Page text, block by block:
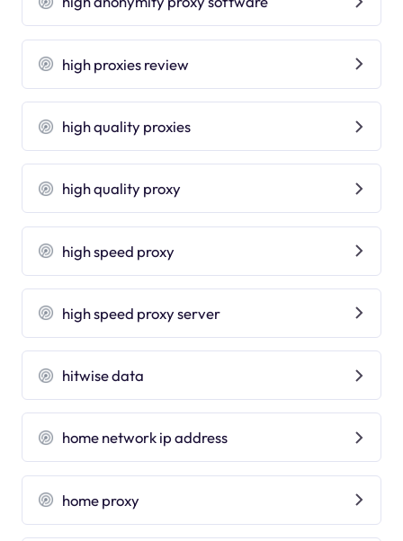
high proxies review
high quality proxies
high quality proxy
high speed proxy
high speed proxy server
hitwise data
home network ip address
home proxy